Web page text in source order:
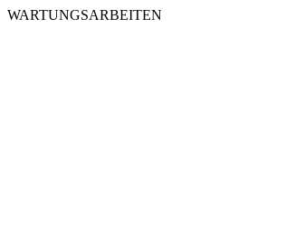
WARTUNGSARBEITEN